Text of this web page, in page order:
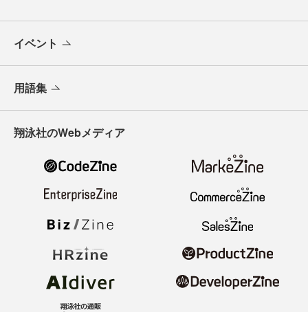
イベント
用語集
翔泳社のWebメディア